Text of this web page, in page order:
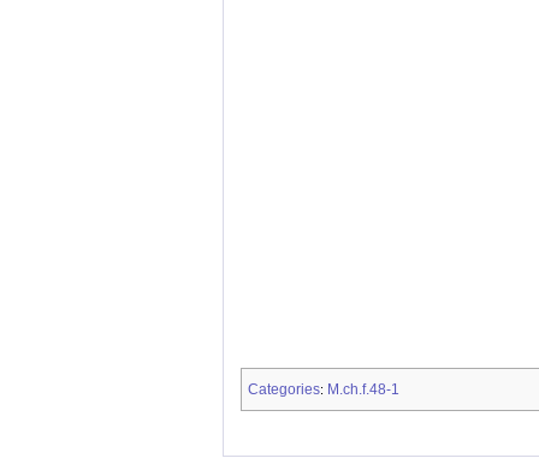
Categories: M.ch.f.48-1